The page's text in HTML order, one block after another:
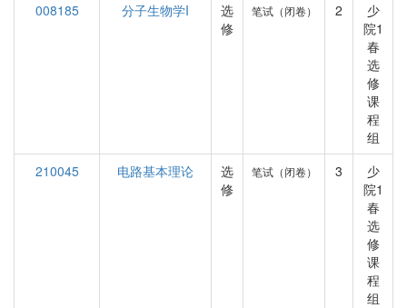
008185
分子生物学I
选
修
笔试（闭卷） 2
少
院1
春
选
修
课
程
组
210045
电路基本理论
选
修
笔试（闭卷） 3
少
院1
春
选
修
课
程
组